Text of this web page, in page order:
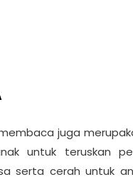
juga
untuk teruskan
serta cerah untuk